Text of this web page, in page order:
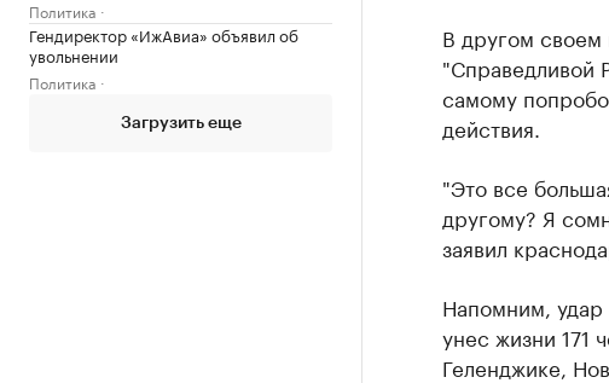
Политика
Гендиректор «ИжАвиа» объявил об
увольнении
Политика
Загрузить еще
В другом своем
"Справедливой
самому
действия.
"Это все
другому? Я
заявил
Напомним, удар
унес жизни 171
Геленджике,